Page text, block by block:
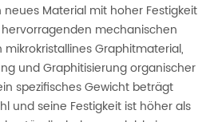
Material mit hoher Festigkeit
mechanischen
mikrokristallines Graphitmaterial,
und Graphitisierung organischer
spezifisches Gewicht beträgt
und seine Festigkeit ist höher als